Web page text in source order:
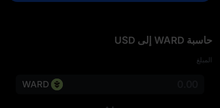
حاسبة WARD إلى USD
المبلغ
WARD